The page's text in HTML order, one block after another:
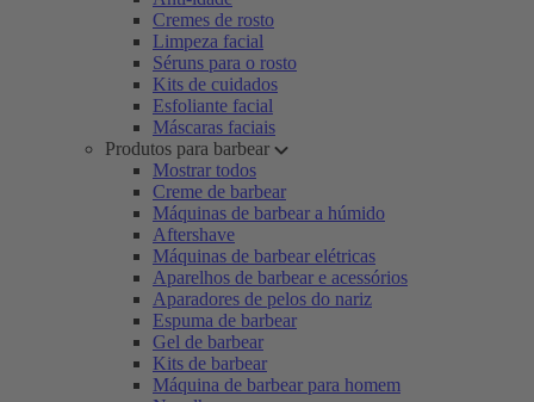
Cremes de rosto
Limpeza facial
Séruns para o rosto
Kits de cuidados
Esfoliante facial
Máscaras faciais
Produtos para barbear
Mostrar todos
Creme de barbear
Máquinas de barbear a húmido
Aftershave
Máquinas de barbear elétricas
Aparelhos de barbear e acessórios
Aparadores de pelos do nariz
Espuma de barbear
Gel de barbear
Kits de barbear
Máquina de barbear para homem